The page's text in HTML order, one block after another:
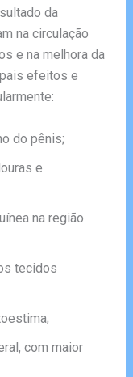
da
na circulação
e na melhora da
efeitos e
do pênis;
e
na região
tecidos
com maior